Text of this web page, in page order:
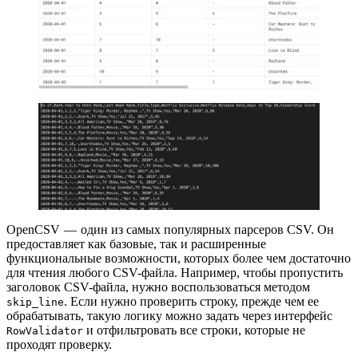
OpenCSV — один из самых популярных парсеров CSV. Он
предоставляет как базовые, так и расширенные
функциональные возможности, которых более чем достаточно
для чтения любого CSV-файла. Например, чтобы пропустить
заголовок CSV-файла, нужно воспользоваться методом
skip_line. Если нужно проверить строку, прежде чем ее
обрабатывать, такую логику можно задать через интерфейс
RowValidator и отфильтровать все строки, которые не
проходят проверку.